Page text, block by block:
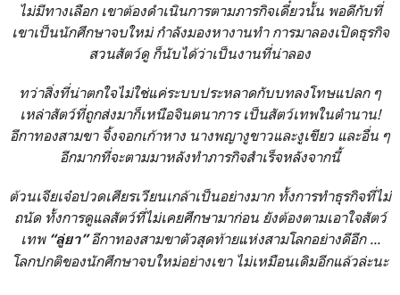
ไม่มีทางเลือก เขาต้องดำเนินการตามภารกิจเดี๋ยวนั้น พอดีกับที่
เขาเป็นนักศึกษาจบใหม่ กำลังมองหางานทำ การมาลองเปิดธุรกิจ
สวนสัตว์ดู ก็นับได้ว่าเป็นงานที่น่าลอง
ทว่าสิ่งที่น่าตกใจไม่ใช่แค่ระบบประหลาดกับบทลงโทษแปลก ๆ
เหล่าสัตว์ที่ถูกส่งมาก็เหนือจินตนาการ เป็นสัตว์เทพในตำนาน!
อีกาทองสามขา จิ้งจอกเก้าหาง นางพญางูขาวและงูเขียว และอื่น ๆ
อีกมากที่จะตามมาหลังทำภารกิจสำเร็จหลังจากนี้
ต้วนเจียเจ๋อปวดเศียรเวียนเกล้าเป็นอย่างมาก ทั้งการทำธุรกิจที่ไม่
ถนัด ทั้งการดูแลสัตว์ที่ไม่เคยศึกษามาก่อน ยังต้องตามเอาใจสัตว์
เทพ “ลู่ยา”อีกาทองสามขาตัวสุดท้ายแห่งสามโลกอย่างดีอีก ...
โลกปกติของนักศึกษาจบใหม่อย่างเขา ไม่เหมือนเดิมอีกแล้วล่ะนะ